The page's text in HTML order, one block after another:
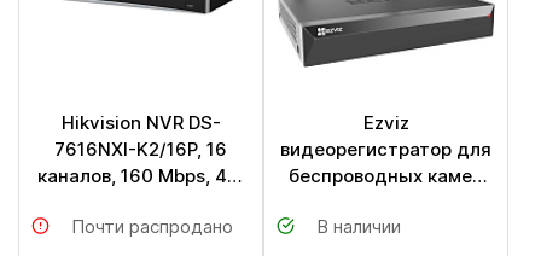
Hikvision NVR DS-
7616NXI-K2/16P, 16
каналов, 160 Mbps, 4K,
Почти распродано
Ezviz
видеорегистратор для
беспроводных камер
В наличии